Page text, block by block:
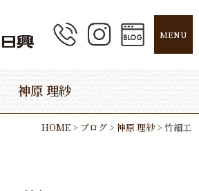
MENU
神原 理紗
HOME> ブログ> 神原 理紗> 竹細工